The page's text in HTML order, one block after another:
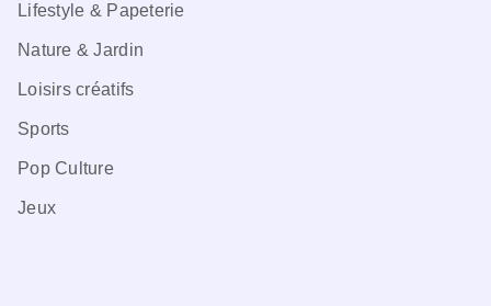
Lifestyle & Papeterie
Nature & Jardin
Loisirs créatifs
Sports
Pop Culture
Jeux